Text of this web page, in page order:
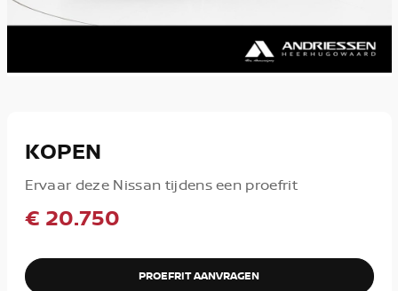
KOPEN
Ervaar deze Nissan tijdens een proefrit
€ 20.750
PROEFRIT AANVRAGEN